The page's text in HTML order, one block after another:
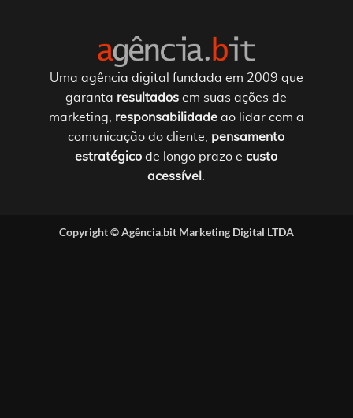
Uma agência digital fundada em 2009 que
garanta resultados em suas ações de
marketing, responsabilidadeao lidar com a
comunicação do cliente, pensamento
estratégico de longo prazo ecusto
acessível
Copyright ©Agência.bit Marketing Digital LTDA